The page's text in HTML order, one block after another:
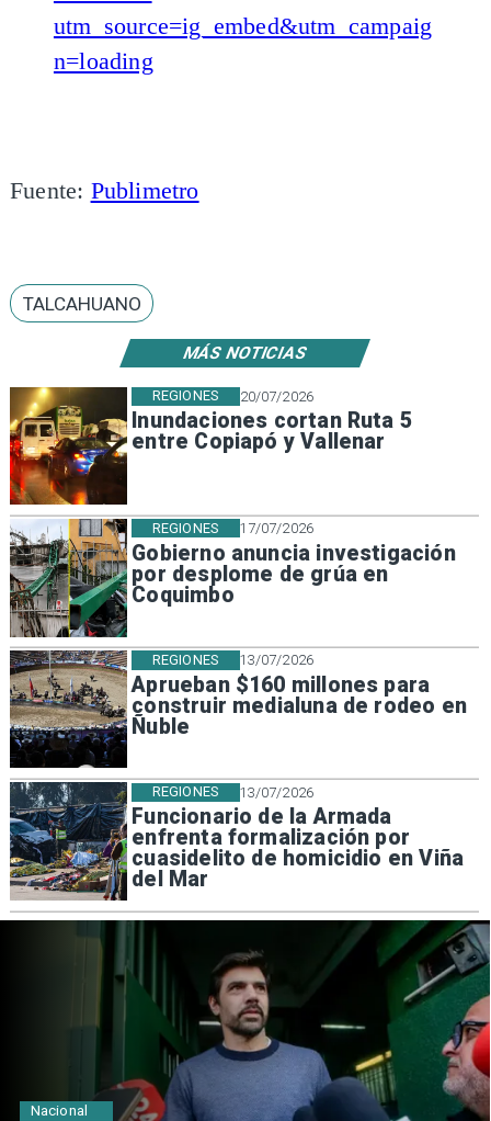
MÁS NOTICIAS
20/07/2026
Inundaciones cortan Ruta 5
entre Copiapó y Vallenar
REGIONES
17/07/2026
Gobierno anuncia investigación
por desplome de grúa en
Coquimbo
REGIONES
13/07/2026
Aprueban $160 millones para
construir medialuna de rodeo en
Ñuble
REGIONES
13/07/2026
Funcionario de la Armada
enfrenta formalización por
cuasidelito de homicidio en Viña
del Mar
REGIONES
utm_source=ig_embed&utm_campaig
n=loading
Fuente: Publimetro
TALCAHUANO
Nacional